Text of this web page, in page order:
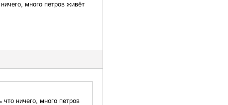
много петров живёт
что ничего, много петров